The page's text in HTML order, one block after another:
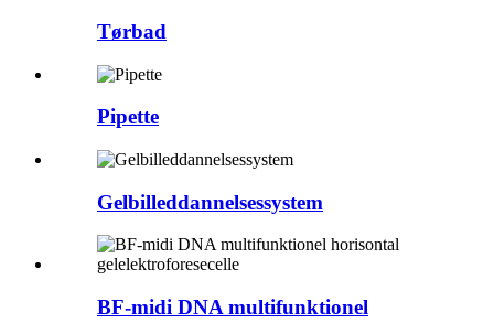
Tørbad
Pipette
Gelbilleddannelsessystem
BF-midi DNA multifunktionel